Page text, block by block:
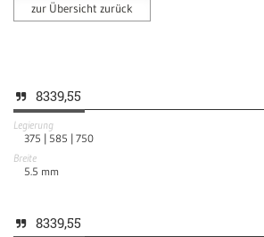
zur Übersicht zurück
8339,55
Legierung
375 | 585 | 750
Breite
5.5 mm
8339,55